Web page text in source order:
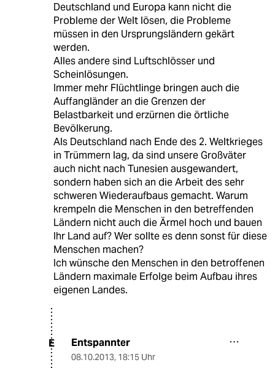
Deutschland und Europa kann nicht die
Probleme der Welt lösen, die Probleme
müssen in den Ursprungsländern gekärt
werden.
Alles andere sind Luftschlösser und
Scheinlösungen.
Immer mehr Flüchtlinge bringen auch die
Auffangländer an die Grenzen der
Belastbarkeit und erzürnen die örtliche
Bevölkerung.
Als Deutschland nach Ende des 2. Weltkrieges
in Trümmern lag, da sind unsere Großväter
auch nicht nach Tunesien ausgewandert,
sondern haben sich an die Arbeit des sehr
schweren Wiederaufbaus gemacht. Warum
krempeln die Menschen in den betreffenden
Ländern nicht auch die Ärmel hoch und bauen
Ihr Land auf? Wer sollte es denn sonst für diese
Menschen machen?
Ich wünsche den Menschen in den betroffenen
Ländern maximale Erfolge beim Aufbau ihres
eigenen Landes.
E Entspannter
08.10.2013, 18:15 Uhr